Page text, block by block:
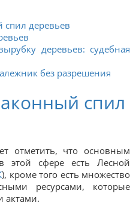
спил деревьев
деревьев: судебная
без разрешения
спил
отметить, что основным
этой сфере есть Лесной
), кроме того есть множество
ресурсами, которые
актами.